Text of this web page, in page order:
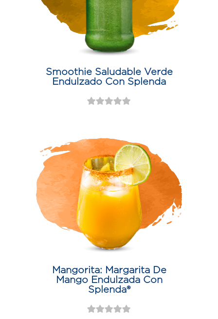
Smoothie Saludable Verde
Endulzado Con Splenda
Mangorita: Margarita De
Mango Endulzada Con
Splenda®